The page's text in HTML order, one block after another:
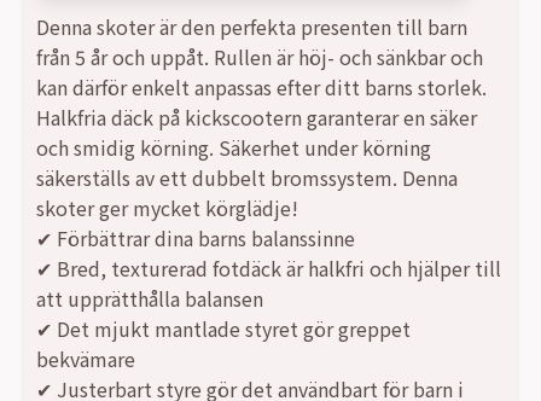
priset
var:
1813,00 kr.
priset
är:
1386,00 kr.
Denna skoter är den perfekta presenten till barn
från 5 år och uppåt. Rullen är höj- och sänkbar och
kan därför enkelt anpassas efter ditt barns storlek.
Halkfria däck på kickscootern garanterar en säker
och smidig körning. Säkerhet under körning
säkerställs av ett dubbelt bromssystem. Denna
skoter ger mycket körglädje!
✔ Förbättrar dina barns balanssinne
✔ Bred, texturerad fotdäck är halkfri och hjälper till
att upprätthålla balansen
✔ Det mjukt mantlade styret gör greppet
bekvämare
✔ Justerbart styre gör det användbart för barn i